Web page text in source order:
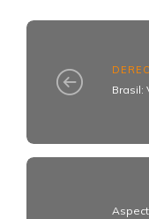
Brasil: